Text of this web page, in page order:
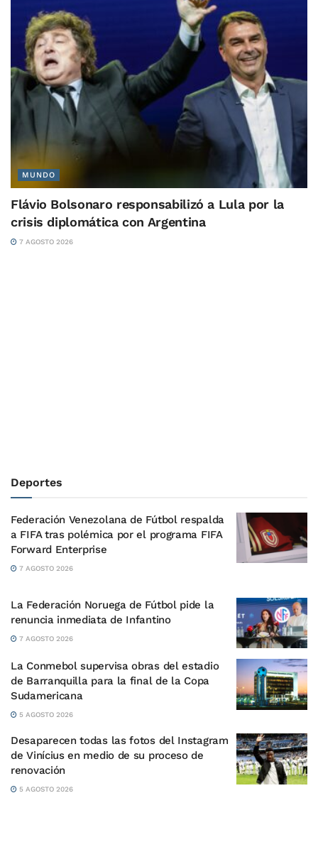
MUNDO
Flávio Bolsonaro responsabilizó a Lula por la
crisis diplomática con Argentina
7 AGOSTO 2026
Deportes
Federación Venezolana de Fútbol respalda
a FIFA tras polémica por el programa FIFA
Forward Enterprise
7 AGOSTO 2026
La Federación Noruega de Fútbol pide la
renuncia inmediata de Infantino
7 AGOSTO 2026
La Conmebol supervisa obras del estadio
de Barranquilla para la final de la Copa
Sudamericana
5 AGOSTO 2026
Desaparecen todas las fotos del Instagram
de Vinícius en medio de su proceso de
renovación
5 AGOSTO 2026